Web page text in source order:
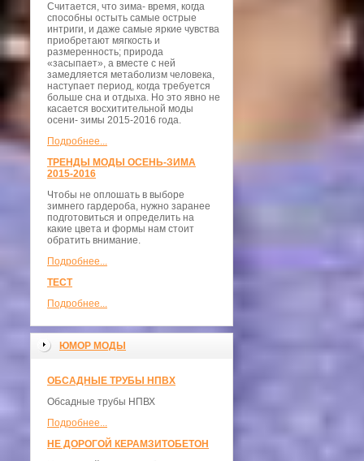
Считается, что зима- время, когда
способны остыть самые острые
интриги, и даже самые яркие чувства
приобретают мягкость и
размеренность; природа
«засыпает», а вместе с ней
замедляется метаболизм человека,
наступает период, когда требуется
больше сна и отдыха. Но это явно не
касается восхитительной моды
осени- зимы 2015-2016 года.
Подробнее...
ТРЕНДЫ МОДЫ ОСЕНЬ-ЗИМА
2015-2016
Чтобы не оплошать в выборе
зимнего гардероба, нужно заранее
подготовиться и определить на
какие цвета и формы нам стоит
обратить внимание.
Подробнее...
ТЕСТ
Подробнее...
ЮМОР МОДЫ
ОБСАДНЫЕ ТРУБЫ НПВХ
Обсадные трубы НПВХ
Подробнее...
НЕ ДОРОГОЙ КЕРАМЗИТОБЕТОН